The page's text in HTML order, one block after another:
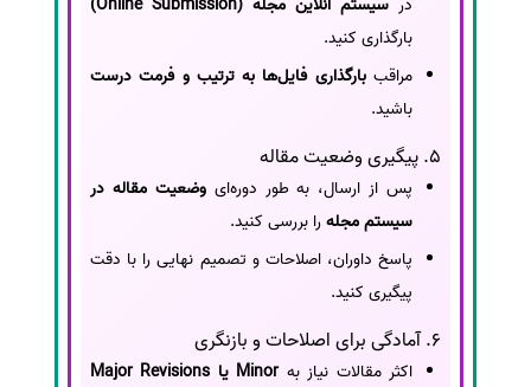
در سیستم آنلاین مجله (Online Submission)
بارگذاری کنید.
مراقببارگذاری فایل‌ها به ترتیب و فرمت درست
باشید.
5. پیگیری وضعیت مقاله
پس از ارسال، به طور دوره‌ایوضعیت مقاله در
سیستم مجلهرا بررسی کنید.
پاسخ داوران، اصلاحات و تصمیم نهایی را با دقت
پیگیری کنید.
6. آمادگی برای اصلاحات و بازنگری
اکثر مقالات نیاز بهMinor یا Major Revisions